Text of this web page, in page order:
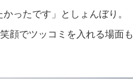
ったです」としょんぼり。
顔でツッコミを入れる場面も